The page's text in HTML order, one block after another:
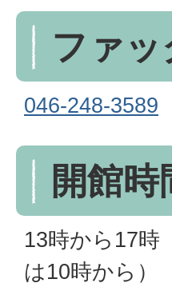
ファ
046-248-3589
開館時
13時から17時
は10時から）